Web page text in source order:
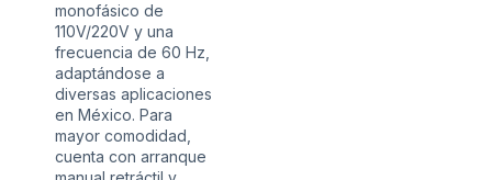
monofásico de
110V/220V y una
frecuencia de 60 Hz,
adaptándose a
diversas aplicaciones
en México. Para
mayor comodidad,
cuenta con arranque